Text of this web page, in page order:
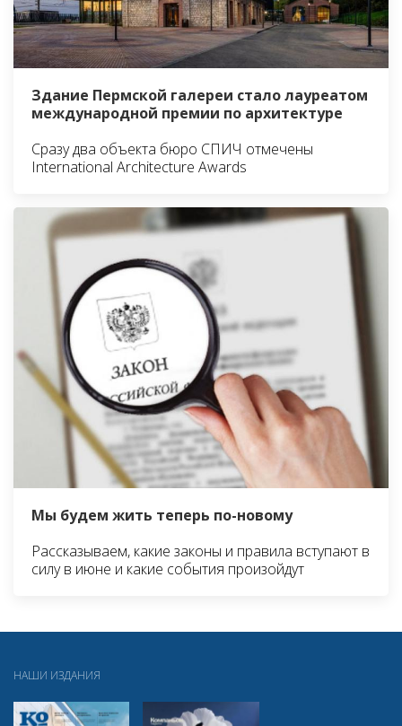
Здание Пермской галереи стало лауреатом
международной премии по архитектуре
Сразу два объекта бюро СПИЧ отмечены
International Architecture Awards
Мы будем жить теперь по-новому
Рассказываем, какие законы и правила вступают в
силу в июне и какие события произойдут
НАШИ ИЗДАНИЯ